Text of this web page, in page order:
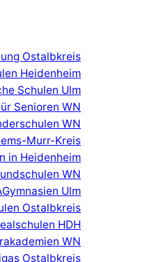
Ostalbkreis
Heidenheim
Schulen Ulm
Senioren WN
WN
Murr-Kreis
in Heidenheim
WN
Gymnasien Ulm
Ostalbkreis
HDH
WN
Ostalbkreis